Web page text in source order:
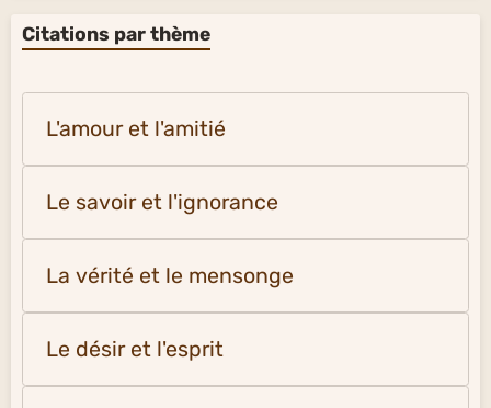
Citations par thème
L'amour et l'amitié
Le savoir et l'ignorance
La vérité et le mensonge
Le désir et l'esprit